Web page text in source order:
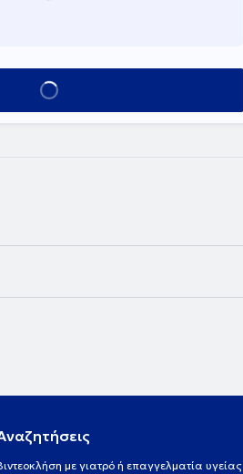
ραντεβού
με γιατρό ή επαγγελματία υγείας